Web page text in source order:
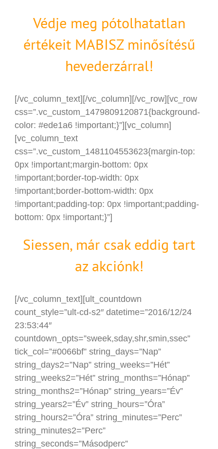
Védje meg pótolhatatlan
értékeit MABISZ minősítésű
hevederzárral!
[/vc_column_text][/vc_column][/vc_row][vc_row
css=”.vc_custom_1479809120871{background-
color: #ede1a6 !important;}”][vc_column]
[vc_column_text
css=”.vc_custom_1481104553623{margin-top:
0px !important;margin-bottom: 0px
!important;border-top-width: 0px
!important;border-bottom-width: 0px
!important;padding-top: 0px !important;padding-
bottom: 0px !important;}”]
Siessen, már csak eddig tart
az akciónk!
[/vc_column_text][ult_countdown
count_style=”ult-cd-s2″ datetime=”2016/12/24
23:53:44″
countdown_opts=”sweek,sday,shr,smin,ssec”
tick_col=”#0066bf” string_days=”Nap”
string_days2=”Nap” string_weeks=”Hét”
string_weeks2=”Hét” string_months=”Hónap”
string_months2=”Hónap” string_years=”Év”
string_years2=”Év” string_hours=”Óra”
string_hours2=”Óra” string_minutes=”Perc”
string_minutes2=”Perc”
string_seconds=”Másodperc”